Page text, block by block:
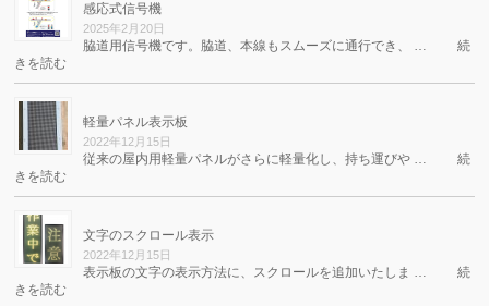
感応式信号機
2025年2月20日
脇道用信号機です。脇道、本線もスムーズに通行でき、 …
続
きを読む
軽量パネル表示板
2022年12月15日
従来の屋内用軽量パネルがさらに軽量化し、持ち運びや …
続
きを読む
文字のスクロール表示
2022年12月15日
表示板の文字の表示方法に、スクロールを追加いたしま …
続
きを読む